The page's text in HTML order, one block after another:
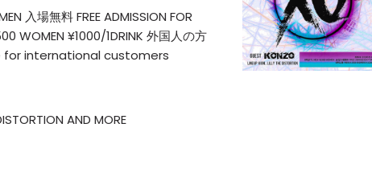
入場無料 FREE ADMISSION FOR
WOMEN ¥1000/1DRINK 外国人の方
for international customers
AND MORE